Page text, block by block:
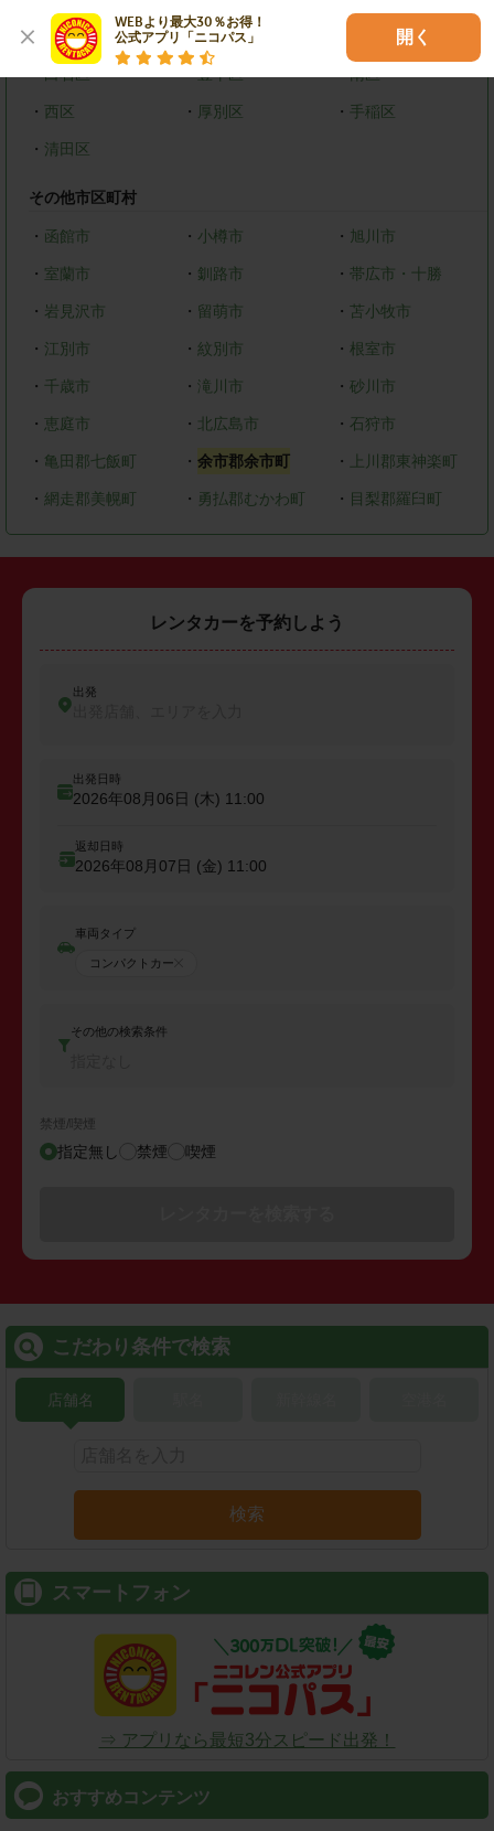
WEBより最大30％お得！
公式アプリ「ニコパス」
開く
・ 中央区 ・北区
・白石区 ・豊平区 ・南区
・ 西区 ・ 厚別区 ・ 手稲区
・ 清田区
その他市区町村
・ 函館市 ・ 小樽市 ・ 旭川市
・ 室蘭市 ・ 釧路市 ・ 帯広市・十勝
・ 岩見沢市 ・ 留萌市 ・苫小牧市
・ 江別市 ・ 紋別市 ・ 根室市
・ 千歳市 ・ 滝川市 ・砂川市
・ 恵庭市 ・ 北広島市 ・ 石狩市
・ 亀田郡七飯町 ・ 余市郡余市町 ・ 上川郡東神楽町
・ 網走郡美幌町 ・ 勇払郡むかわ町 ・ 目梨郡羅臼町
レンタカーを予約しよう
出発
出発日時
2026年08月06日 (木) 11:00
返却日時
2026年08月07日 (金) 11:00
車両タイプ
コンパクトカー
その他の検索条件
禁煙/喫煙
指定無し 禁煙 喫煙
こだわり条件で検索
店舗名
検索
スマートフォン
⇒ アプリなら最短3分スピード出発！
おすすめコンテンツ